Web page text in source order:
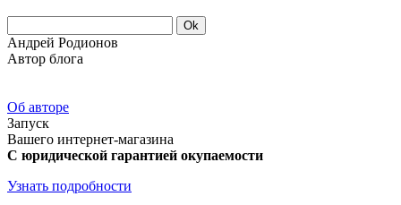
Андрей Родионов
Автор блога
Об авторе
Запуск
Вашего интернет-магазина
С юридической гарантией окупаемости
Узнать подробности